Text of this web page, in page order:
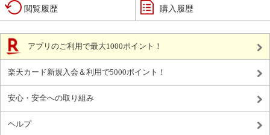
閲覧履歴 購入履歴
アプリのご利用で最大1000ポイント！
楽天カード新規入会＆利用で5000ポイント！
安心・安全への取り組み
ヘルプ